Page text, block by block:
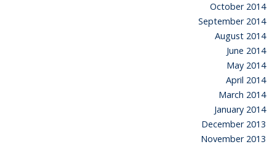
October 2014
September 2014
August 2014
June 2014
May 2014
April 2014
March 2014
January 2014
December 2013
November 2013